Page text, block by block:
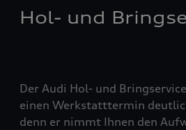
Hol- und
Der Audi Hol- und
einen Werkstatttermin
denn er nimmt Ihnen den